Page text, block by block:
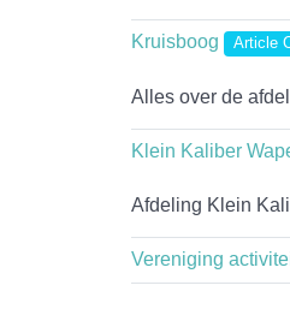
Kruisboog Article
Alles over de
Klein Kaliber
Afdeling Klein
Vereniging